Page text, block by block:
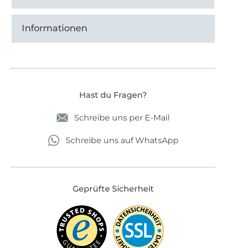
Informationen
Hast du Fragen?
Schreibe uns per E-Mail
Schreibe uns auf WhatsApp
Geprüfte Sicherheit